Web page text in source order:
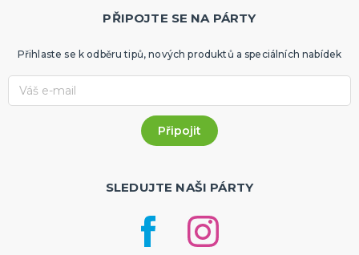
PŘIPOJTE SE NA PÁRTY
Přihlaste se k odběru tipů, nových produktů a speciálních nabídek
SLEDUJTE NAŠI PÁRTY